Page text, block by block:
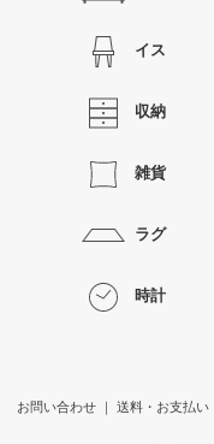
イス
収納
雑貨
ラグ
時計
お問い合わせ ｜ 送料・お支払い